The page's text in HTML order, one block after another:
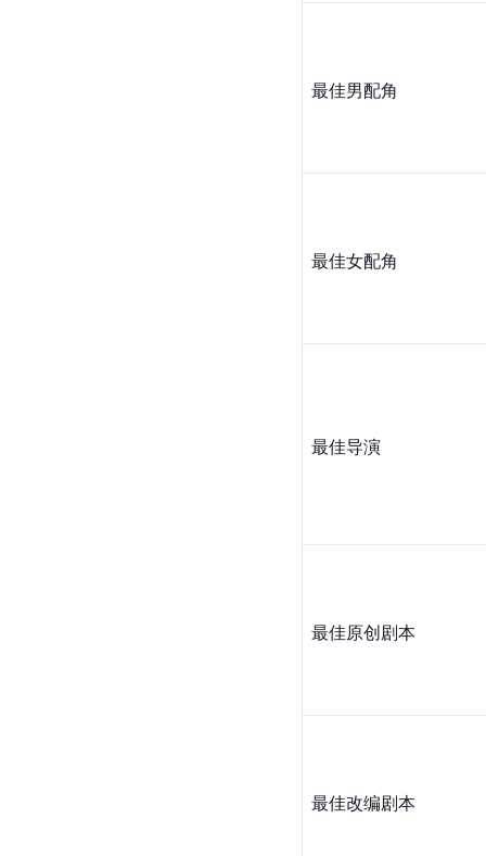
最佳男配角
最佳女配角
最佳导演
最佳原创剧本
最佳改编剧本